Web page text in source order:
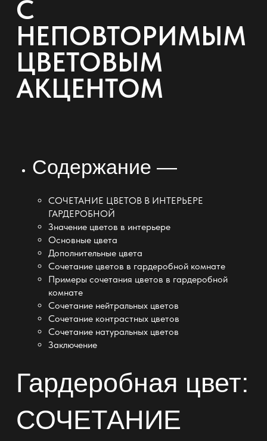
С
НЕПОВТОРИМЫМ
ЦВЕТОВЫМ
АКЦЕНТОМ
Содержание —
СОЧЕТАНИЕ ЦВЕТОВ В ИНТЕРЬЕРЕ
ГАРДЕРОБНОЙ
Значение цветов в интерьере
Основные цвета
Дополнительные цвета
Сочетание цветов в гардеробной комнате
Примеры сочетания цветов в гардеробной
комнате
Сочетание нейтральных цветов
Сочетание контрастных цветов
Сочетание натуральных цветов
Заключение
Гардеробная цвет:
СОЧЕТАНИЕ